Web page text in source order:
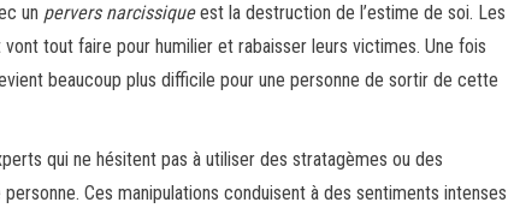
un pervers narcissiqueest la destruction de l’estime de soi. Les
tout faire pour humilier et rabaisser leurs victimes. Une fois
beaucoup plus difficile pour une personne de sortir de cette
qui ne hésitent pas à utiliser des stratagèmes ou des
Ces manipulations conduisent à des sentiments intenses